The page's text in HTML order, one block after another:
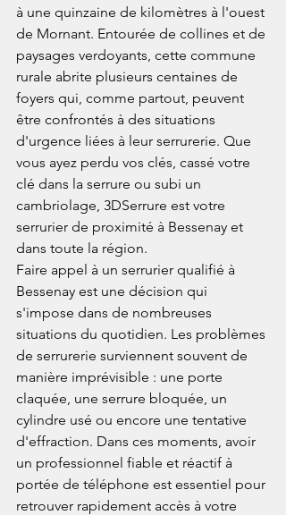
à une quinzaine de kilomètres à l'ouest
de Mornant. Entourée de collines et de
paysages verdoyants, cette commune
rurale abrite plusieurs centaines de
foyers qui, comme partout, peuvent
être confrontés à des situations
d'urgence liées à leur serrurerie. Que
vous ayez perdu vos clés, cassé votre
clé dans la serrure ou subi un
cambriolage, 3DSerrure est votre
serrurier de proximité à Bessenay et
dans toute la région.
Faire appel à un serrurier qualifié à
Bessenay est une décision qui
s'impose dans de nombreuses
situations du quotidien. Les problèmes
de serrurerie surviennent souvent de
manière imprévisible : une porte
claquée, une serrure bloquée, un
cylindre usé ou encore une tentative
d'effraction. Dans ces moments, avoir
un professionnel fiable et réactif à
portée de téléphone est essentiel pour
retrouver rapidement accès à votre